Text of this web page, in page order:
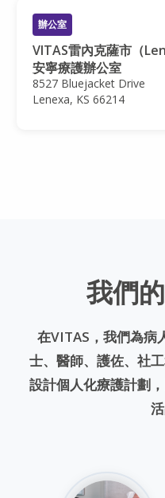
辦公室
VITAS雷內克薩市（
安寧療護辦公室
8527 Bluejacket Drive
Lenexa, KS 66214
我們
在VITAS，我們為病
士、醫師、護佐、社
設計個人化療護計劃